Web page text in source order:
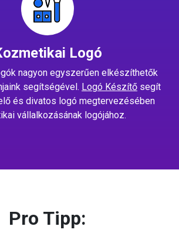
Logó
nagyon egyszerűen elkészíthetők
segítségével. Logó Készítő segít
és divatos logó megtervezésében
vállalkozásának logójához.
Pro Tipp: